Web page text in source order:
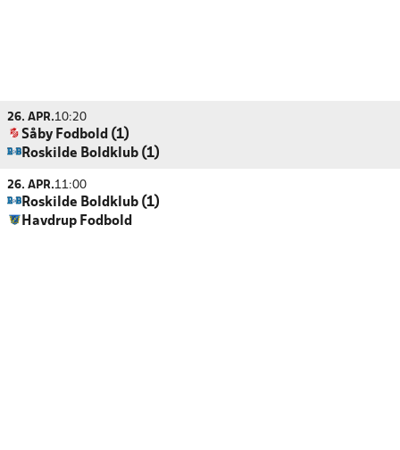
26. APR.10:20
Såby Fodbold (1)
Roskilde Boldklub (1)
26. APR.11:00
Roskilde Boldklub (1)
Havdrup Fodbold